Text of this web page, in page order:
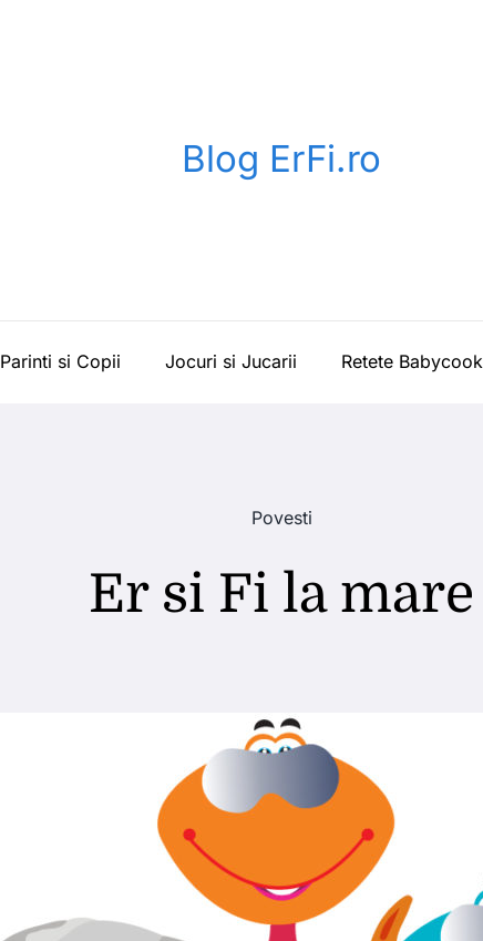
Blog ErFi.ro
Parinti si Copii Jocuri si Jucarii Retete Babycook
Povesti
Er si Fi la mare